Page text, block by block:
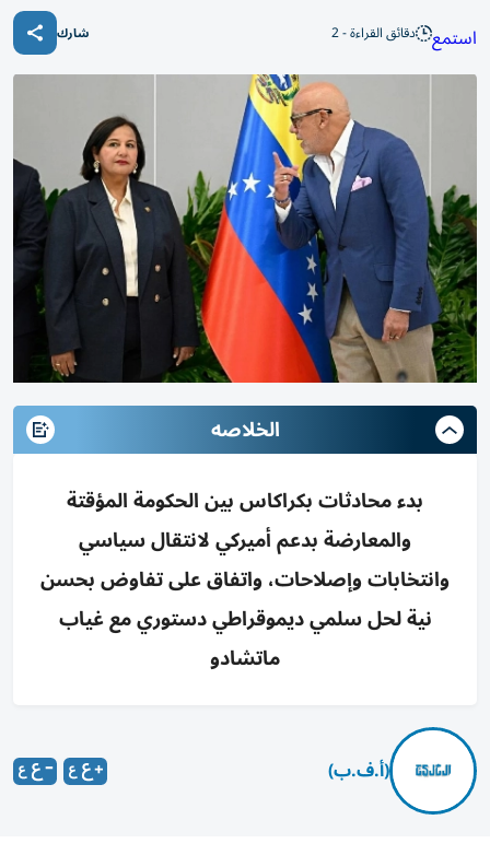
استمع دقائق القراءة - 2 شارك
الخلاصه
بدء محادثات بكراكاس بين الحكومة المؤقتة
والمعارضة بدعم أميركي لانتقال سياسي
وانتخابات وإصلاحات، واتفاق على تفاوض بحسن
نية لحل سلمي ديموقراطي دستوري مع غياب
ماتشادو
(أ.ف.ب)